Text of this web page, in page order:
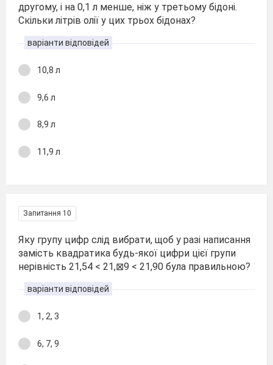
другому, і на 0,1 л менше, ніж у третьому бідоні.
Скільки літрів олії у цих трьох бідонах?
варіанти відповідей
10,8 л
9,6 л
8,9 л
11,9 л
Запитання 10
Яку групу цифр слід вибрати, щоб у разі написання
замість квадратика будь-якої цифри цієї групи
нерівність 21,54 < 21,⊠9 < 21,90 була правильною?
варіанти відповідей
1, 2, 3
6, 7, 9